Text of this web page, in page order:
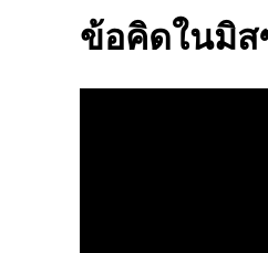
ข้อคิดในมิส